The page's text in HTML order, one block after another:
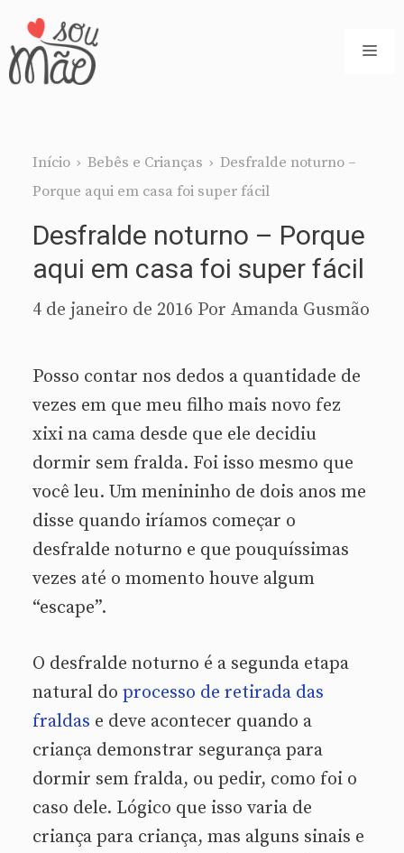
Pular
para
Início › Bebês e Crianças › Desfralde noturno –
Porque aqui em casa foi super fácil
Desfralde noturno – Porque
aqui em casa foi super fácil
4 de janeiro de 2016 Por Amanda Gusmão
Posso contar nos dedos a quantidade de
vezes em que meu filho mais novo fez
xixi na cama desde que ele decidiu
dormir sem fralda. Foi isso mesmo que
você leu. Um menininho de dois anos me
disse quando iríamos começar o
desfralde noturno e que pouquíssimas
vezes até o momento houve algum
“escape”.
O desfralde noturno é a segunda etapa
natural do processo de retirada das
fraldas e deve acontecer quando a
criança demonstrar segurança para
dormir sem fralda, ou pedir, como foi o
caso dele. Lógico que isso varia de
criança para criança, mas alguns sinais e